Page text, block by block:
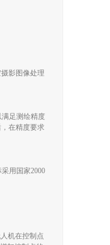
影图像处理
足测绘精度
，在精度要求
用国家2000
机在控制点